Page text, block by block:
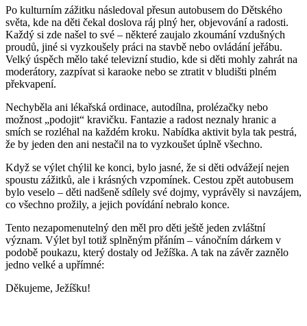
Po kulturním zážitku následoval přesun autobusem do Dětského
světa, kde na děti čekal doslova ráj plný her, objevování a radosti.
Každý si zde našel to své – některé zaujalo zkoumání vzdušných
proudů, jiné si vyzkoušely práci na stavbě nebo ovládání jeřábu.
Velký úspěch mělo také televizní studio, kde si děti mohly zahrát na
moderátory, zazpívat si karaoke nebo se ztratit v bludišti plném
překvapení.
Nechyběla ani lékařská ordinace, autodílna, prolézačky nebo
možnost „podojit“ kravičku. Fantazie a radost neznaly hranic a
smích se rozléhal na každém kroku. Nabídka aktivit byla tak pestrá,
že by jeden den ani nestačil na to vyzkoušet úplně všechno.
Když se výlet chýlil ke konci, bylo jasné, že si děti odvážejí nejen
spoustu zážitků, ale i krásných vzpomínek. Cestou zpět autobusem
bylo veselo – děti nadšeně sdílely své dojmy, vyprávěly si navzájem,
co všechno prožily, a jejich povídání nebralo konce.
Tento nezapomenutelný den měl pro děti ještě jeden zvláštní
význam. Výlet byl totiž splněným přáním – vánočním dárkem v
podobě poukazu, který dostaly od Ježíška. A tak na závěr zaznělo
jedno velké a upřímné:
Děkujeme, Ježíšku!